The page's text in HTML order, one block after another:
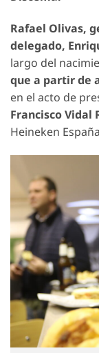
Rafael Olivas,
delegado,
largo del
que a partir de
en el acto de
Francisco Vidal
Heineken